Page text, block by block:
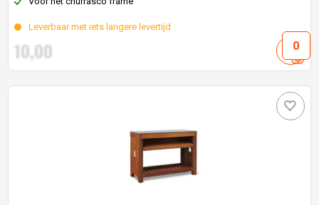
Leverbaar met iets langere levertijd
10,00